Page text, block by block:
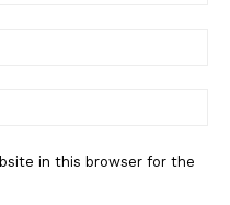
in this browser for the